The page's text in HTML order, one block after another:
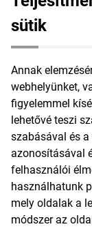
sütik
Annak
webhelyünket,
figyelemmel
lehetővé teszi
szabásával és
azonosításával
felhasználói
használhatunk
mely oldalak a
módszer az